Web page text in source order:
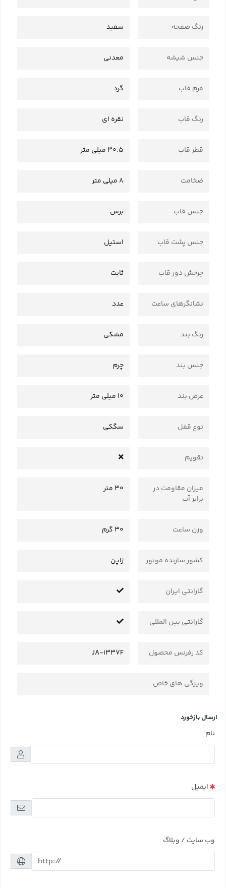
رنگ صفحه سفید
جنس شیشه معدنی
فرم قاب گرد
رنگ قاب نقره ای
قطر قاب 30.5 میلی متر
ضخامت 8 میلی متر
جنس قاب برس
جنس پشت قاب استیل
چرخش دور قاب ثابت
نشانگرهای ساعت عدد
رنگ بند مشکی
جنس بند چرم
عرض بند 10 میلی متر
نوع قفل سگکی
تقویم
میزان مقاومت در
برابر آب
30 متر
وزن ساعت 30 گرم
کشور سازنده موتور ژاپن
گارانتی ایران
گارانتی بین المللی
کد رفرنس محصول JA-1337F
ویژگی های خاص
ارسال بازخورد
نام
ایمیل
وب سایت / وبلاگ